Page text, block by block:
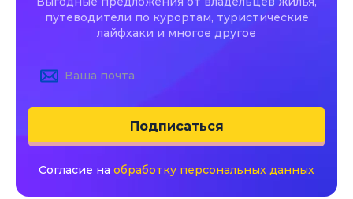
путеводители по курортам, туристические
лайфхаки и многое другое
Подписаться
Согласие на обработку персональных данных